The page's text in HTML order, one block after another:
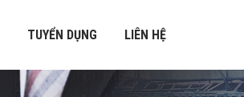
TUYỂN DỤNG LIÊN HỆ